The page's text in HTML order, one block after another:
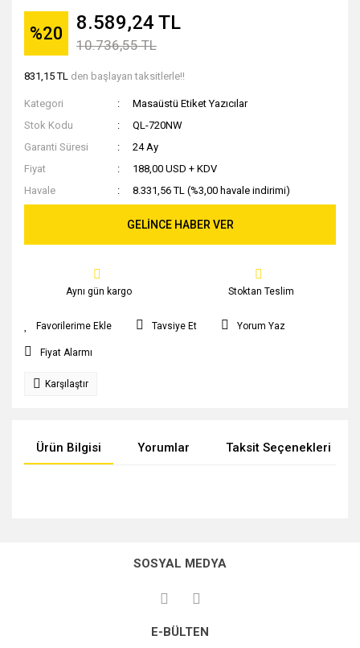
%20 8.589,24 TL
10.736,55 TL
831,15 TL den başlayan taksitlerle!!
Kategori
Masaüstü Etiket Yazıcılar
Stok Kodu
QL-720NW
Garanti Süresi
24 Ay
Fiyat
188,00 USD + KDV
Havale
8.331,56 TL (%3,00 havale indirimi)
GELİNCE HABER VER
Aynı gün kargo Stoktan Teslim
Tavsiye Et Yorum Yaz
Fiyat Alarmı
Karşılaştır
Ürün Bilgisi Yorumlar Taksit Seçenekleri
kullanarak tarafımıza iletebilirsiniz.
Görüş ve önerileriniz için teşekkür ederiz.
Ürün açıklamasında eksik bilgiler bulunuyor.
SOSYAL MEDYA
E-BÜLTEN